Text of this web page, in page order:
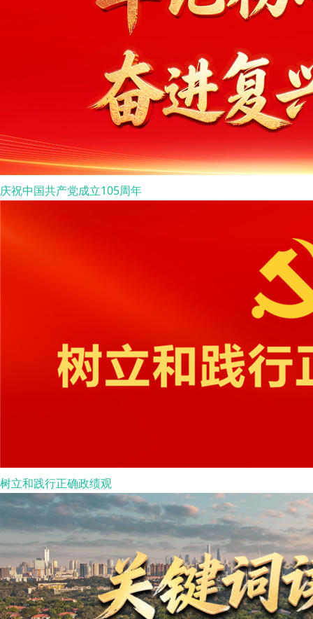
庆祝中国共产党成立105周年
树立和践行正确政绩观